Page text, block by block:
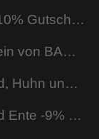
BARF-factory.de - Jetzt 10% Gutschein nutzen.
10% Weihnachtsgutschein von BARF-factory.de
* Satte Prozente auf Rind, Huhn und Ente * bei BARF-factory.de
Pute / Rind Mix -11% und Ente -9% * 2. Adventsknaller *